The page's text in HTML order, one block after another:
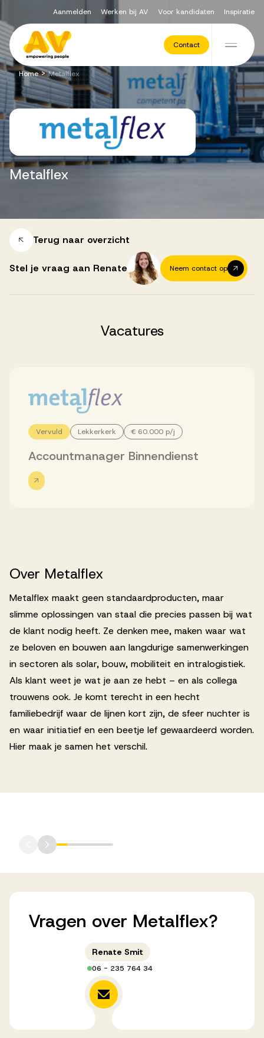
Ga naar de inhoud
Aanmelden Werken bij AV Voor kandidaten Inspiratie
Contact
Voor opdrachtgevers
Werving & Selectie
Executive Search
Recruitment Services
Vacatures
Successen
Vervulde vacatures
Over AV
Aanmelden
Werken bij AV
Voor kandidaten
Inspiratie
Home>Metalflex
Metalflex
Terug naar overzicht
Stel je vraag aan Renate Neem contact op
Vacatures
Vervuld Lekkerkerk € 60.000 p/j
Accountmanager Binnendienst
Over Metalflex
Metalflex maakt geen standaardproducten, maar
slimme oplossingen van staal die precies passen bij wat
de klant nodig heeft. Ze denken mee, maken waar wat
ze beloven en bouwen aan langdurige samenwerkingen
in sectoren als solar, bouw, mobiliteit en intralogistiek.
Als klant weet je wat je aan ze hebt – en als collega
trouwens ook. Je komt terecht in een hecht
familiebedrijf waar de lijnen kort zijn, de sfeer nuchter is
en waar initiatief en een beetje lef gewaardeerd worden.
Hier maak je samen het verschil.
Vragen over Metalflex?
Renate Smit
06 - 235 764 34